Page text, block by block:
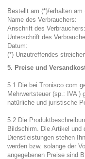
Bestellt am (*)/erhalten am
Name des Verbrauchers:
Anschrift des Verbrauchers:
Unterschrift des
Datum:
(*) Unzutreffendes
5. Preise und
5.1 Die bei Tronisco.com
Mehrwertsteuer (sp.: IVA )
natürliche und juristische
5.2 Die
Bildschirm. Die Artikel und
Dienstleistungen stehen
werden bzw. solange der
angegebenen Preise sind